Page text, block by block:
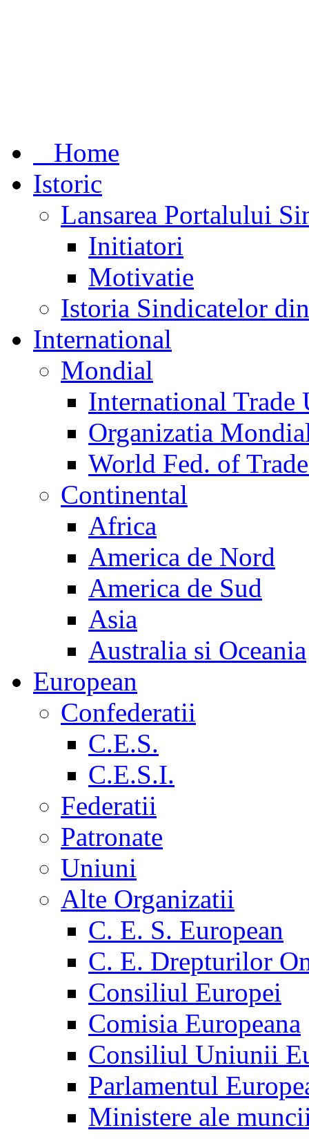
Home
Istoric
Lansarea Portalului
Initiatori
Motivatie
Istoria Sindicatelor
International
Mondial
International Trade
Organizatia
World Fed. of
Continental
Africa
America de Nord
America de Sud
Asia
Australia si Oceania
European
Confederatii
C.E.S.
C.E.S.I.
Federatii
Patronate
Uniuni
Alte Organizatii
C. E. S. European
C. E. Drepturilor
Consiliul Europei
Comisia Europeana
Consiliul Uniunii
Parlamentul
Ministere ale